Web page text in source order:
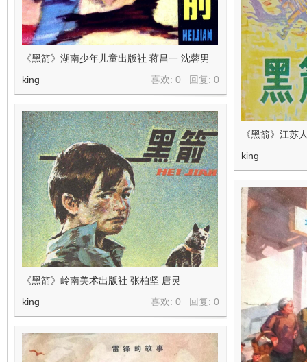
《黑箭》湖南少年儿童出版社 蒋昌一 沈蓉男
喜欢: 0 回复: 0
king
《黑箭》江苏
king
《黑箭》岭南美术出版社 张柏坚 唐灵
喜欢: 0 回复: 0
king